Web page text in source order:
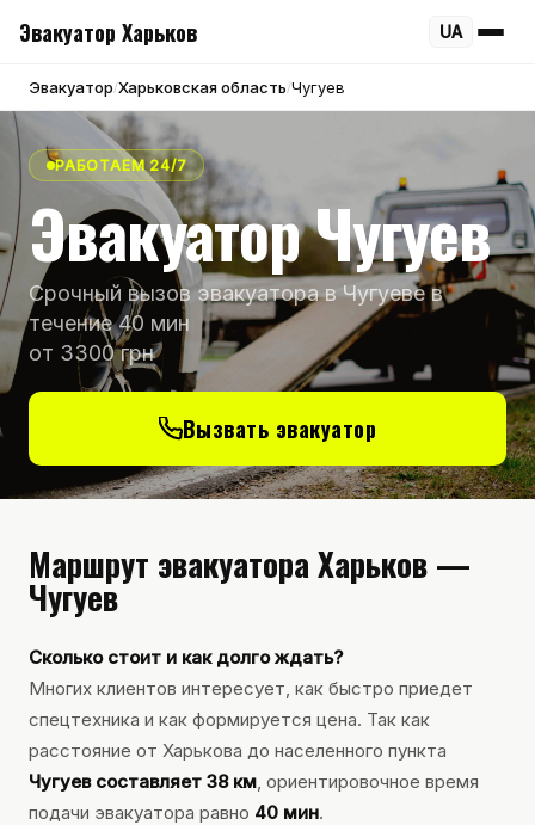
Эвакуатор Харьков UA
Эвакуатор/Харьковская область/Чугуев
РАБОТАЕМ 24/7
Эвакуатор Чугуев
Срочный вызов эвакуатора в Чугуеве в
течение 40 мин
от 3300 грн
Вызвать эвакуатор
Маршрут эвакуатора Харьков —
Чугуев
Сколько стоит и как долго ждать?
Многих клиентов интересует, как быстро приедет
спецтехника и как формируется цена. Так как
расстояние от Харькова до населенного пункта
Чугуев составляет 38 км, ориентировочное время
подачи эвакуатора равно 40 мин.